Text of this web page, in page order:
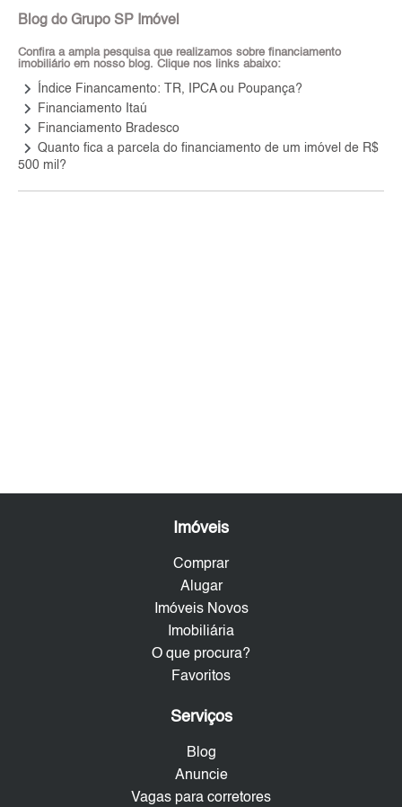
Blog do Grupo SP Imóvel
Confira a ampla pesquisa que realizamos sobre financiamento
imobiliário em nosso blog. Clique nos links abaixo:
keyboard_arrow_right Índice Financamento: TR, IPCA ou Poupança?
keyboard_arrow_right Financiamento Itaú
keyboard_arrow_right Financiamento Bradesco
keyboard_arrow_right Quanto fica a parcela do financiamento de um imóvel de R$
500 mil?
Imóveis
Comprar
Alugar
Imóveis Novos
Imobiliária
O que procura?
Favoritos
Serviços
Blog
Anuncie
Vagas para corretores